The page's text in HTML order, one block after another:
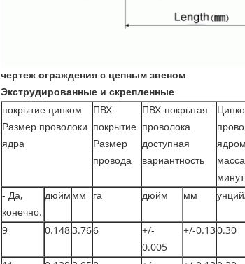
чертеж ограждения с цепным звеном
Экструдированные и скрепленные
покрытие цинком
Размер проволоки
ядра
ПВХ-
покрытие
Размер
провода
ПВХ-покрытая
проволока
доступная
вариантность
ядром
- Да,
конечно.
дюйм мм га дюйм мм
9 0.1483.766
+/-
0.005
+/-0.130.30